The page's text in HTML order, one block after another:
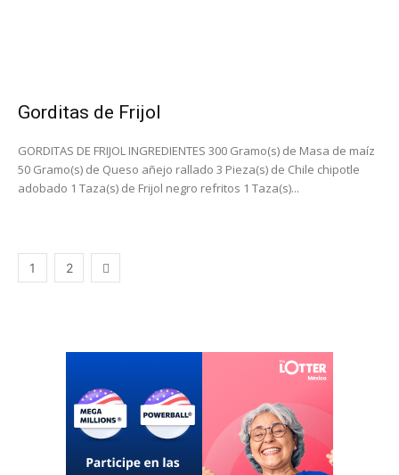
Gorditas de Frijol
GORDITAS DE FRIJOL INGREDIENTES 300 Gramo(s) de Masa de maíz
50 Gramo(s) de Queso añejo rallado 3 Pieza(s) de Chile chipotle
adobado 1 Taza(s) de Frijol negro refritos 1 Taza(s)...
1 2